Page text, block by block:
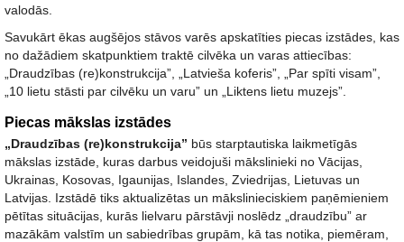
valodās.
Savukārt ēkas augšējos stāvos varēs apskatīties piecas izstādes, kas
no dažādiem skatpunktiem traktē cilvēka un varas attiecības:
„Draudzības (re)konstrukcija”, „Latvieša koferis”, „Par spīti visam”,
„10 lietu stāsti par cilvēku un varu” un „Liktens lietu muzejs”.
Piecas mākslas izstādes
„Draudzības (re)konstrukcija” būs starptautiska laikmetīgās
mākslas izstāde, kuras darbus veidojuši mākslinieki no Vācijas,
Ukrainas, Kosovas, Igaunijas, Islandes, Zviedrijas, Lietuvas un
Latvijas. Izstādē tiks aktualizētas un mākslinieciskiem paņēmieniem
pētītas situācijas, kurās lielvaru pārstāvji noslēdz „draudzību” ar
mazākām valstīm un sabiedrības grupām, kā tas notika, piemēram,